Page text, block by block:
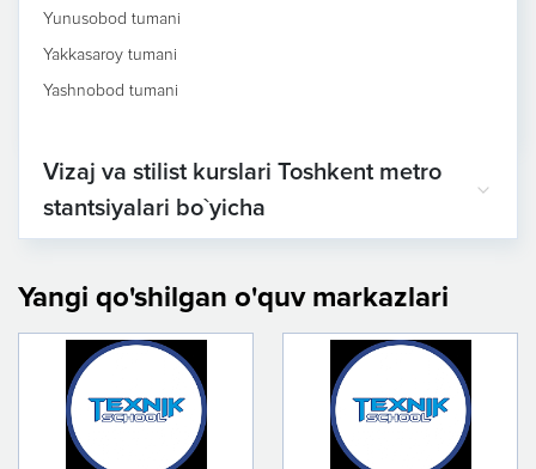
Yunusobod tumani
Yakkasaroy tumani
Yashnobod tumani
Vizaj va stilist kurslari Toshkent metro
stantsiyalari bo`yicha
Yangi qo'shilgan o'quv markazlari